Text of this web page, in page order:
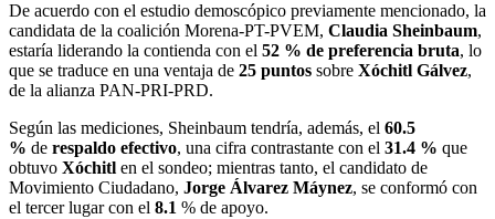
De acuerdo con el estudio demoscópico previamente mencionado, la
candidata de la coalición Morena-PT-PVEM, Claudia Sheinbaum,
estaría liderando la contienda con el 52 % de preferencia bruta, lo
que se traduce en una ventaja de 25 puntos sobre Xóchitl Gálvez,
de la alianza PAN-PRI-PRD.
Según las mediciones, Sheinbaum tendría, además, el 60.5
% de respaldo efectivo, una cifra contrastante con el 31.4 % que
obtuvo Xóchitl en el sondeo; mientras tanto, el candidato de
Movimiento Ciudadano, Jorge Álvarez Máynez, se conformó con
el tercer lugar con el 8.1 % de apoyo.